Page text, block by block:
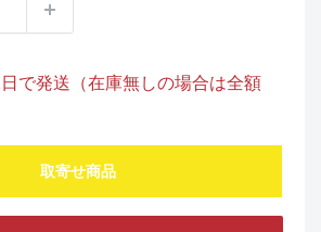
で発送（在庫無しの場合は全額
取寄せ商品